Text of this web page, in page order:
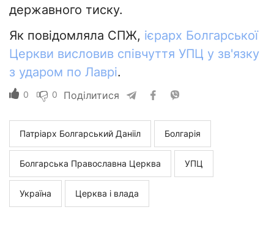
державного тиску.
Як повідомляла СПЖ, ієрарх Болгарської
Церкви висловив співчуття УПЦ у зв'язку
з ударом по Лаврі.
0 0 Поділитися
Патріарх Болгарський Данііл Болгарія
Болгарська Православна Церква УПЦ
Україна Церква і влада